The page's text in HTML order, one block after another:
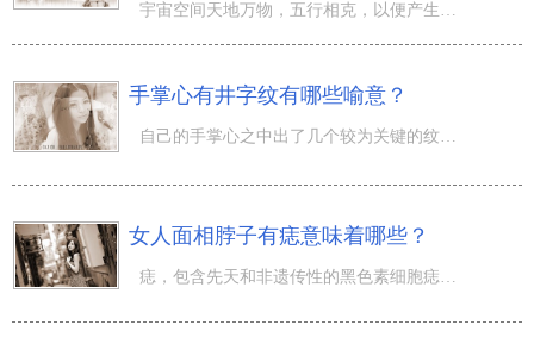
手掌心有井字纹有哪些喻意？
女人面相脖子有痣意味着哪些？
痣，包含先天和非遗传性的黑色素细胞痣、皮脂腺痣等。医药学上别称痣体细胞痣、色素痣、黑色素细胞痣或一般